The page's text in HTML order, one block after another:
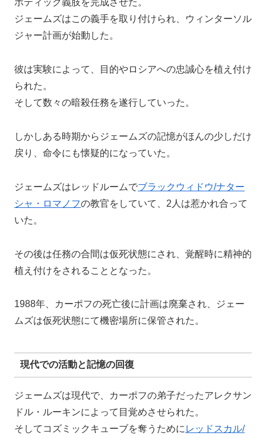
ボティック義肢を完成させた。
ジェームズはこの義手を取り付けられ、ウィンターソル
ジャー計画が始動した。
彼は実験によって、目的やロシアへの忠誠心を植え付け
られた。
そして数々の暗殺任務を遂行していった。
しかしある時期からジェームズの記憶がほんの少しだけ
戻り、命令にも懐疑的になっていた。
ジェームズはレッドルームでブラックウィドウ/ナター
シャ・ロマノフの教官をしていて、2人は惹かれ合って
いた。
その後は任務の合間は仮死状態にされ、覚醒時に精神的
植え付けをされることとなった。
1988年、カーポフの死亡後に計画は廃棄され、ジェー
ムズは仮死状態にて機密場所に保管された。
現代での活動と記憶の回復
ジェームズは現代で、カーポフの弟子だったアレクサン
ドル・ルーキンによって目覚めさせられた。
そしてコズミックキューブを奪うために レッドスカル/